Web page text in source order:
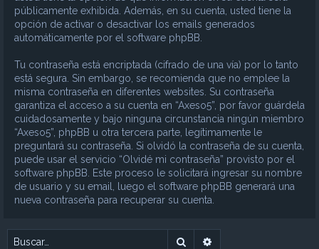
públicamente exhibida. Además, en su cuenta, usted tiene la
opción de activar o desactivar los emails generados
automáticamente por el software phpBB.
Tu contraseña está encriptada (cifrado de una vía) por lo tanto
está segura. Sin embargo, se recomienda que no emplee la
misma contraseña en diferentes websites. Su contraseña
garantiza el acceso a su cuenta en “Axeso5”, por favor guárdela
cuidadosamente y bajo ninguna circunstancia ningún miembro
“Axeso5”, phpBB u otra tercera parte, legítimamente le
preguntará su contraseña. Si olvidó la contraseña de su cuenta,
puede usar el servicio “Olvidé mi contraseña” provisto por el
software phpBB. Este proceso le solicitará ingresar su nombre
de usuario y su email, luego el software phpBB generará una
nueva contraseña para recuperar su cuenta.
Buscar